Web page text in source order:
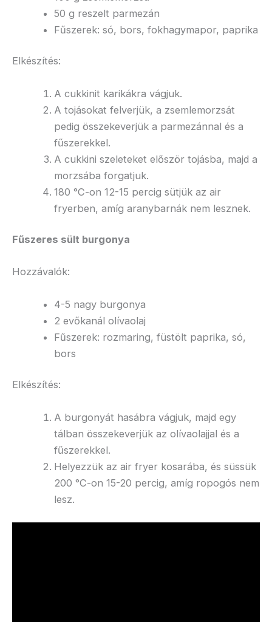
50 g reszelt parmezán
Fűszerek: só, bors, fokhagymapor, paprika
Elkészítés:
A cukkinit karikákra vágjuk.
A tojásokat felverjük, a zsemlemorzsát
pedig összekeverjük a parmezánnal és a
fűszerekkel.
A cukkini szeleteket először tojásba, majd a
morzsába forgatjuk.
180 °C-on 12-15 percig sütjük az air
fryerben, amíg aranybarnák nem lesznek.
Fűszeres sült burgonya
Hozzávalók:
4-5 nagy burgonya
2 evőkanál olívaolaj
Fűszerek: rozmaring, füstölt paprika, só,
bors
Elkészítés:
A burgonyát hasábra vágjuk, majd egy
tálban összekeverjük az olívaolajjal és a
fűszerekkel.
Helyezzük az air fryer kosarába, és süssük
200 °C-on 15-20 percig, amíg ropogós nem
lesz.